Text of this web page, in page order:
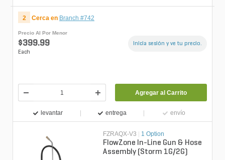
2 Cerca en Branch #742
Precio Al Por Menor
$399.99
Each
Inicia sesión y ve tu precio.
Agregar al Carrito
levantar entrega envío
FZRAQX-V3 | 1 Option
FlowZone In-Line Gun & Hose
Assembly (Storm 1G/2G)